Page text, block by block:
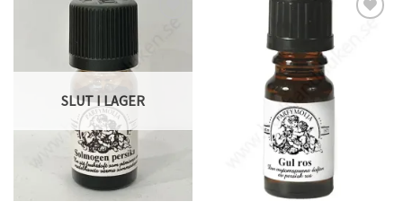
önskelistan
SLUT I LAGER
önskelistan